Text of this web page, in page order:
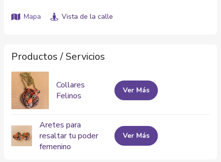
Mapa Vista de la calle
Productos / Servicios
Collares
Felinos
Ver Más
Aretes para
resaltar tu poder
femenino
Ver Más